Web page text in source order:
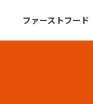
ファーストフード